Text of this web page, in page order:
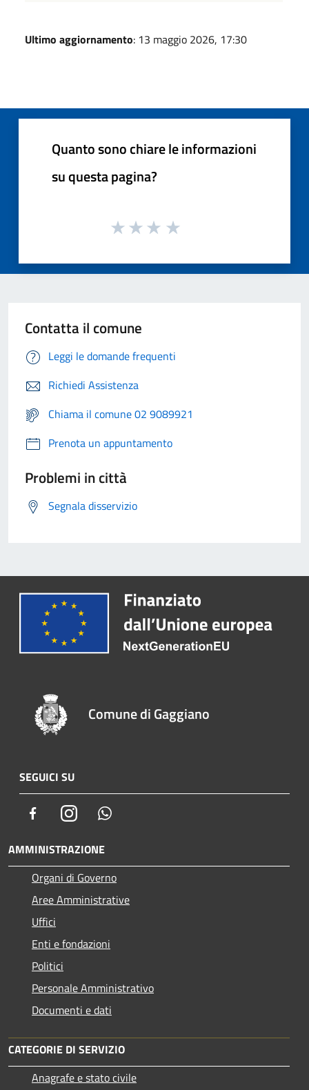
Ultimo aggiornamento: 13 maggio 2026, 17:30
Quanto sono chiare le informazioni
su questa pagina?
Contatta il comune
Leggi le domande frequenti
Richiedi Assistenza
Chiama il comune 02 9089921
Prenota un appuntamento
Problemi in città
Segnala disservizio
Comune di Gaggiano
SEGUICI SU
FacebookInstagram
AMMINISTRAZIONE
Organi di Governo
Aree Amministrative
Uffici
Enti e fondazioni
Politici
Personale Amministrativo
Documenti e dati
CATEGORIE DI SERVIZIO
Anagrafe e stato civile